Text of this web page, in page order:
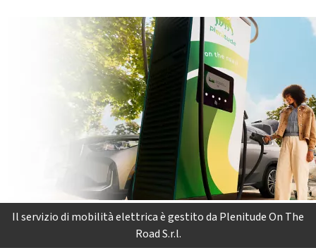
Il servizio di mobilità elettrica è gestito da Plenitude On The
Road S.r.l.